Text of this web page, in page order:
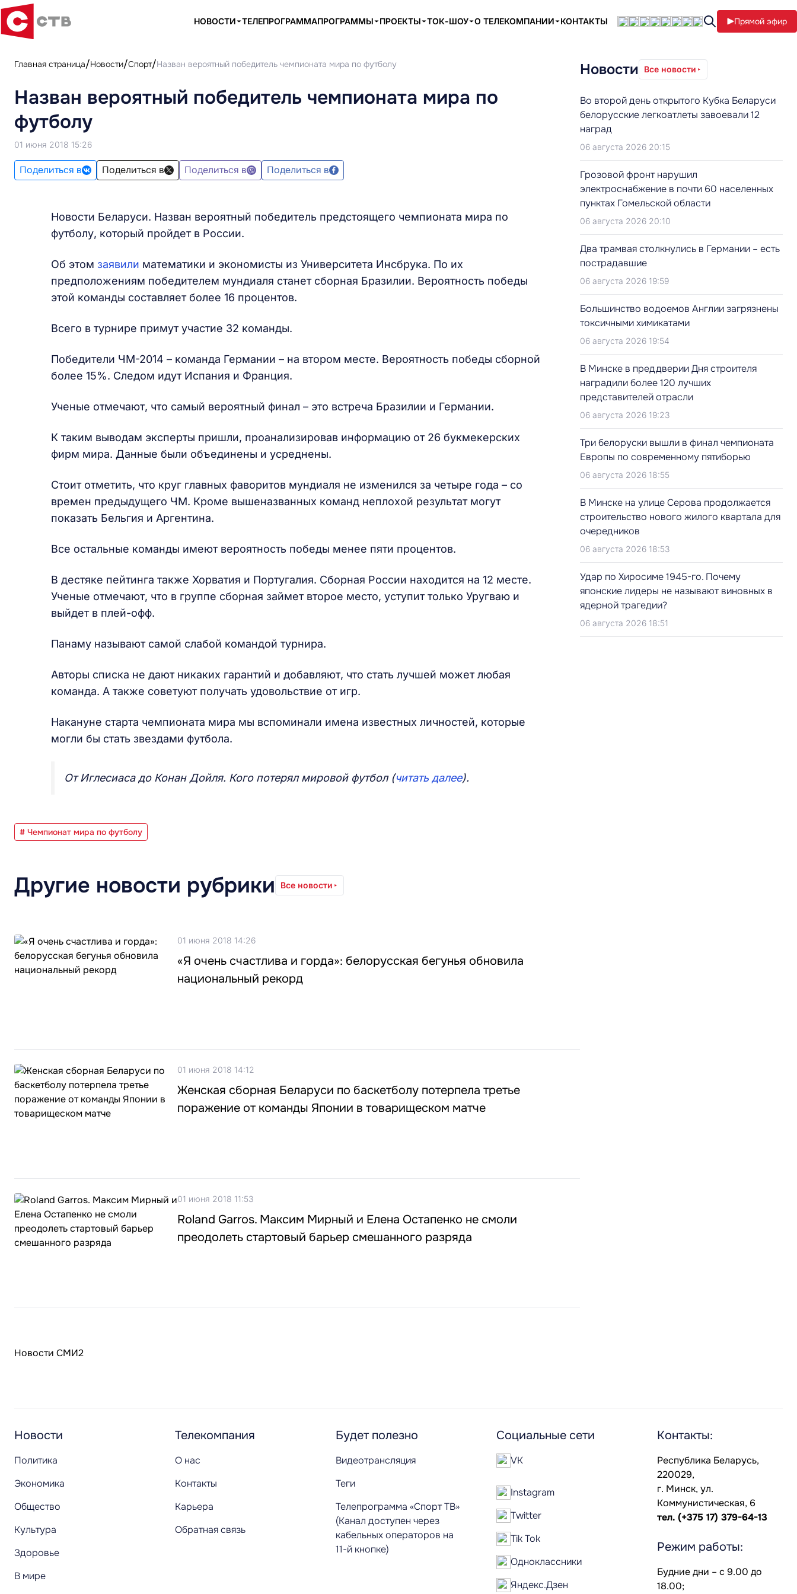
НОВОСТИ ТЕЛЕПРОГРАММАПРОГРАММЫ ПРОЕКТЫ ТОК-ШОУ О ТЕЛЕКОМПАНИИ КОНТАКТЫ Прямой эфир
Главная страница Новости Спорт Назван вероятный победитель чемпионата мира по футболу
Назван вероятный победитель чемпионата мира по
футболу
01 июня 2018 15:26
Поделиться в Поделиться в Поделиться в Поделиться в
Новости Беларуси. Назван вероятный победитель предстоящего чемпионата мира по
футболу, который пройдет в России.
Об этом заявили математики и экономисты из Университета Инсбрука. По их
предположениям победителем мундиаля станет сборная Бразилии. Вероятность победы
этой команды составляет более 16 процентов.
Всего в турнире примут участие 32 команды.
Победители ЧМ-2014 – команда Германии – на втором месте. Вероятность победы сборной
более 15%. Следом идут Испания и Франция.
Ученые отмечают, что самый вероятный финал – это встреча Бразилии и Германии.
К таким выводам эксперты пришли, проанализировав информацию от 26 букмекерских
фирм мира. Данные были объединены и усреднены.
Стоит отметить, что круг главных фаворитов мундиаля не изменился за четыре года – со
времен предыдущего ЧМ. Кроме вышеназванных команд неплохой результат могут
показать Бельгия и Аргентина.
Все остальные команды имеют вероятность победы менее пяти процентов.
В дестяке пейтинга также Хорватия и Португалия. Сборная России находится на 12 месте.
Ученые отмечают, что в группе сборная займет второе место, уступит только Уругваю и
выйдет в плей-офф.
Панаму называют самой слабой командой турнира.
Авторы списка не дают никаких гарантий и добавляют, что стать лучшей может любая
команда. А также советуют получать удовольствие от игр.
Накануне старта чемпионата мира мы вспоминали имена известных личностей, которые
могли бы стать звездами футбола.
От Иглесиаса до Конан Дойля. Кого потерял мировой футбол (читать далее).
# Чемпионат мира по футболу
Другие новости рубрики Все новости
01 июня 2018 14:26
«Я очень счастлива и горда»: белорусская бегунья обновила
национальный рекорд
01 июня 2018 14:12
Женская сборная Беларуси по баскетболу потерпела третье
поражение от команды Японии в товарищеском матче
01 июня 2018 11:53
Roland Garros. Максим Мирный и Елена Остапенко не смоли
преодолеть стартовый барьер смешанного разряда
Новости СМИ2
Новости Все новости
Во второй день открытого Кубка Беларуси
белорусские легкоатлеты завоевали 12
наград
06 августа 2026 20:15
Грозовой фронт нарушил
электроснабжение в почти 60 населенных
пунктах Гомельской области
06 августа 2026 20:10
Два трамвая столкнулись в Германии – есть
пострадавшие
06 августа 2026 19:59
Большинство водоемов Англии загрязнены
токсичными химикатами
06 августа 2026 19:54
В Минске в преддверии Дня строителя
наградили более 120 лучших
представителей отрасли
06 августа 2026 19:23
Три белоруски вышли в финал чемпионата
Европы по современному пятиборью
06 августа 2026 18:55
В Минске на улице Серова продолжается
строительство нового жилого квартала для
очередников
06 августа 2026 18:53
Удар по Хиросиме 1945-го. Почему
японские лидеры не называют виновных в
ядерной трагедии?
06 августа 2026 18:51
Новости
Политика
Экономика
Общество
Культура
Здоровье
В мире
Телекомпания
О нас
Контакты
Карьера
Обратная связь
Будет полезно
Видеотрансляция
Теги
Телепрограмма «Спорт ТВ»
(Канал доступен через
кабельных операторов на
11-й кнопке)
Социальные сети
VK
Instagram
Twitter
Tik Tok
Одноклассники
Яндекс.Дзен
Контакты:
Республика Беларусь,
220029,
г. Минск, ул.
Коммунистическая, 6
тел. (+375 17) 379-64-13
Режим работы:
Будние дни – с 9.00 до
18.00;